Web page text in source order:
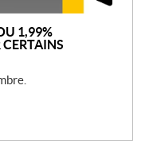
1,99%